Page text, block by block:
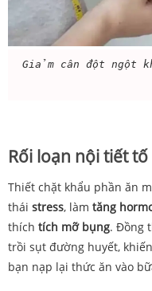
Giảm cân đột
Rối loạn nội tiết
Thiết chặt khẩu phần ăn
thái stress, làm tăng
thích tích mỡ bụng. Đồng
trồi sụt đường huyết,
bạn nạp lại thức ăn vào